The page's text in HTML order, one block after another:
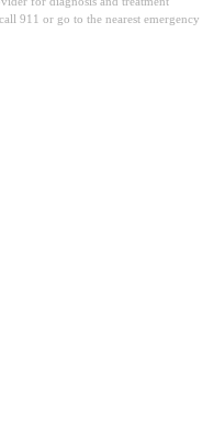
911 or go to the nearest emergency